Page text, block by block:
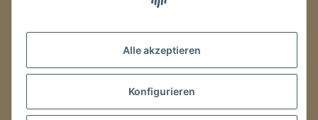
Alle akzeptieren
Konfigurieren
08:00–16:00 Uhr
LAGER / RETOUREN
Packmonster Fulfillment
SJS Carstyling Lager